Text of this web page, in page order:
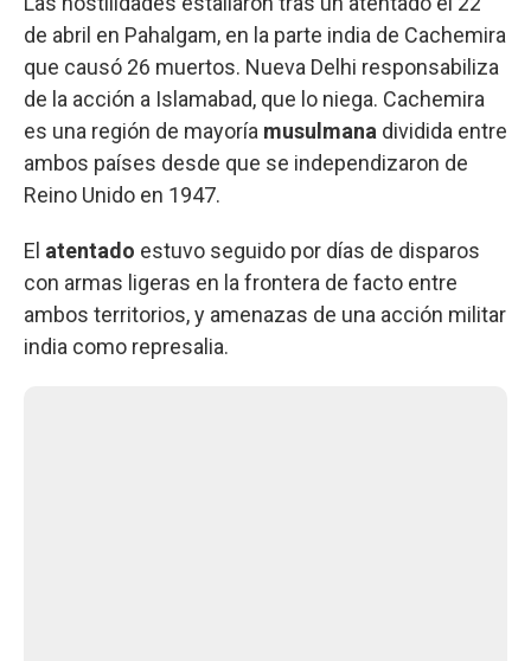
de abril en Pahalgam, en la parte india de Cachemira
que causó 26 muertos. Nueva Delhi responsabiliza
de la acción a Islamabad, que lo niega. Cachemira
es una región de mayoría musulmana dividida entre
ambos países desde que se independizaron de
Reino Unido en 1947.
El atentado estuvo seguido por días de disparos
con armas ligeras en la frontera de facto entre
ambos territorios, y amenazas de una acción militar
india como represalia.